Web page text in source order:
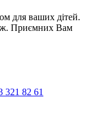
для ваших дітей.
Приємних Вам
321 82 61